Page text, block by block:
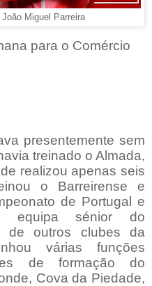
João Miguel Parreira
para o Comércio
presentemente sem
treinado o Almada,
realizou apenas seis
o Barreirense e
de Portugal e
equipa sénior do
de outros clubes da
várias funções
de formação do
Cova da Piedade,